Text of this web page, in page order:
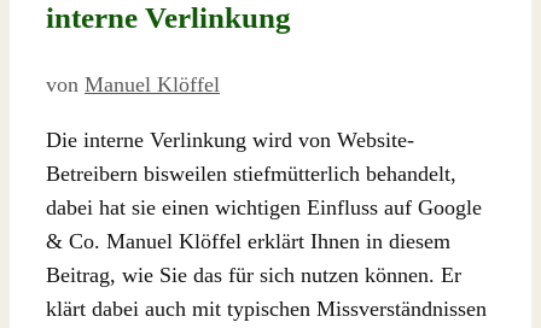
interne Verlinkung
von Manuel Klöffel
Die interne Verlinkung wird von Website-
Betreibern bisweilen stiefmütterlich behandelt,
dabei hat sie einen wichtigen Einfluss auf Google
& Co. Manuel Klöffel erklärt Ihnen in diesem
Beitrag, wie Sie das für sich nutzen können. Er
klärt dabei auch mit typischen Missverständnissen